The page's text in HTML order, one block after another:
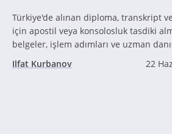
Türkiye'de alınan diploma, transkript
için apostil veya konsolosluk tasdiki
belgeler, işlem adımları ve uzman
Ilfat Kurbanov
22